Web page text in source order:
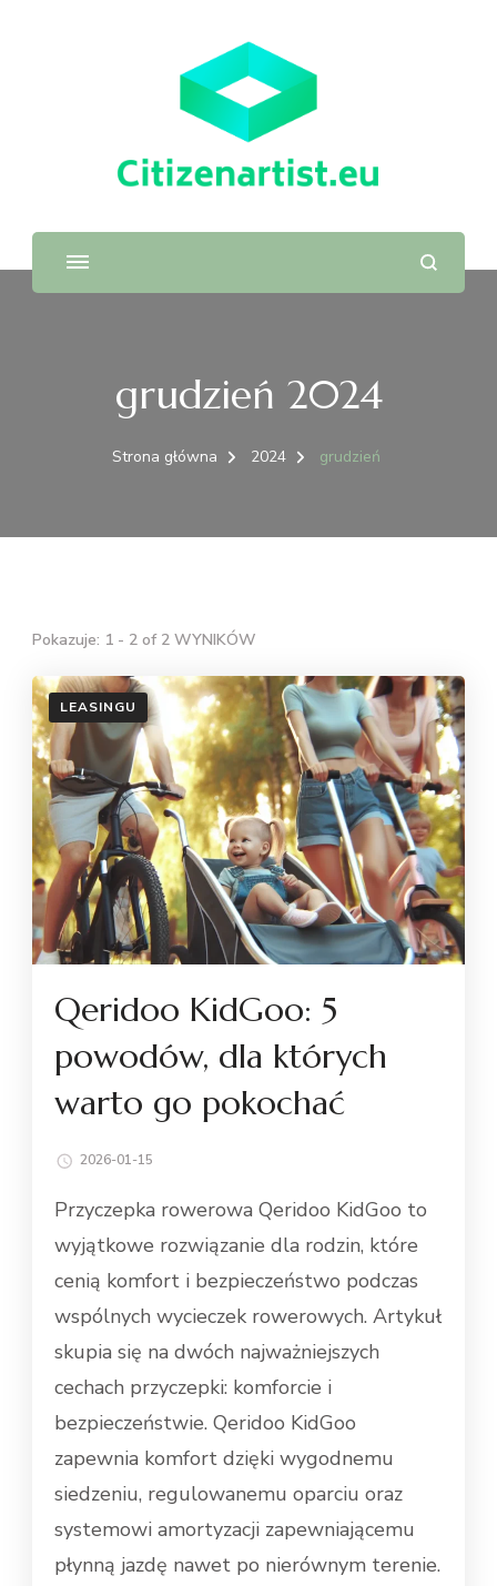
grudzień 2024
Strona główna 2024 grudzień
Pokazuje: 1 - 2 of 2 WYNIKÓW
LEASINGU
Qeridoo KidGoo: 5
powodów, dla których
warto go pokochać
2026-01-15
Przyczepka rowerowa Qeridoo KidGoo to
wyjątkowe rozwiązanie dla rodzin, które
cenią komfort i bezpieczeństwo podczas
wspólnych wycieczek rowerowych. Artykuł
skupia się na dwóch najważniejszych
cechach przyczepki: komforcie i
bezpieczeństwie. Qeridoo KidGoo
zapewnia komfort dzięki wygodnemu
siedzeniu, regulowanemu oparciu oraz
systemowi amortyzacji zapewniającemu
płynną jazdę nawet po nierównym terenie.